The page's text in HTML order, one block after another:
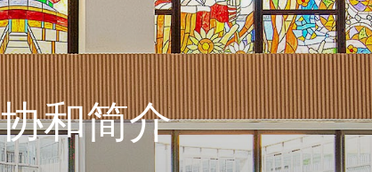
协和简介
您在这里：